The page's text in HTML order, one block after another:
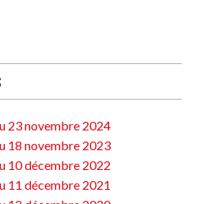
23 novembre 2024
18 novembre 2023
10 décembre 2022
11 décembre 2021